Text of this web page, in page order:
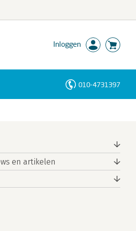
Inloggen
010-4731397
en artikelen